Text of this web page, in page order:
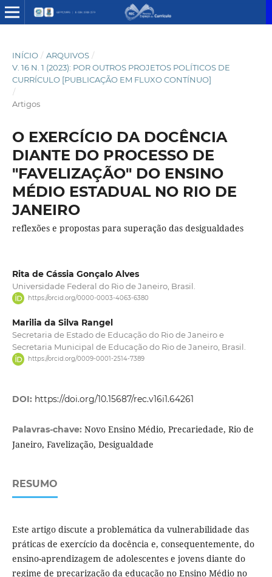
INÍCIO / ARQUIVOS /
V. 16 N. 1 (2023): POR OUTROS PROJETOS POLÍTICOS DE
CURRÍCULO [PUBLICAÇÃO EM FLUXO CONTÍNUO]
/
Artigos
O EXERCÍCIO DA DOCÊNCIA
DIANTE DO PROCESSO DE
"FAVELIZAÇÃO" DO ENSINO
MÉDIO ESTADUAL NO RIO DE
JANEIRO
reflexões e propostas para superação das desigualdades
Rita de Cássia Gonçalo Alves
Universidade Federal do Rio de Janeiro, Brasil.
https://orcid.org/0000-0003-4063-6380
Marilia da Silva Rangel
Secretaria de Estado de Educação do Rio de Janeiro e
Secretaria Municipal de Educação do Rio de Janeiro, Brasil.
https://orcid.org/0009-0001-2514-7389
DOI: https://doi.org/10.15687/rec.v16i1.64261
Palavras-chave: Novo Ensino Médio, Precariedade, Rio de
Janeiro, Favelização, Desigualdade
RESUMO
Este artigo discute a problemática da vulnerabilidade das
práticas de exercício da docência e, consequentemente, do
ensino-aprendizagem de adolescentes e jovens diante do
regime de precarização da educação no Ensino Médio no